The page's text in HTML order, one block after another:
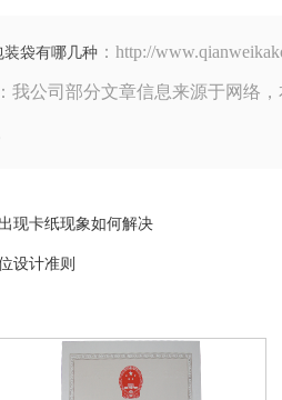
装袋有哪几种 ：http://
我公司部分文章信息来源于网络
现卡纸现象如何解决
设计准则